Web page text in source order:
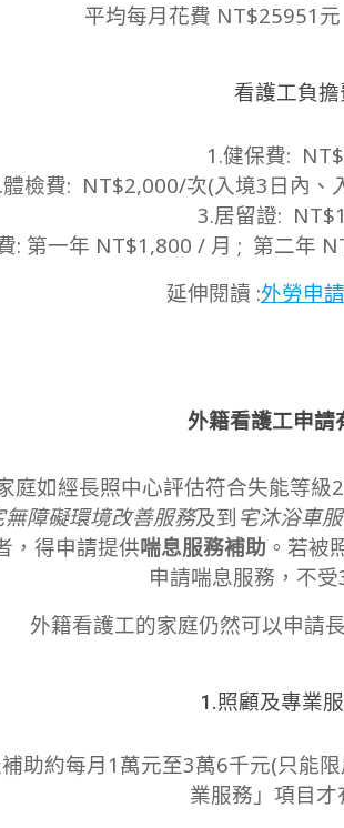
平均每月花費 NT$25951
看護工負擔
1.健保費:
體檢費: NT$2,000/次(入境3日內、
3.居留證:
: 第一年 NT$1,800 / 月 ; 第二年
延伸閱讀 :外勞申
外籍看護工申請
庭如經長照中心評估符合失能等級
無障礙環境改善服務及到 宅沐浴車
，得申請提供喘息服務補助 。若被
申請喘息服務，不受
外籍看護工的家庭仍然可以申請
1.照顧及專業
助約每月1萬元至3萬6千元(只能
業服務」項目才